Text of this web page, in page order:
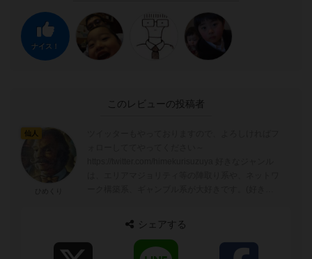
ナイス！
このレビューの投稿者
仙人
シェアする